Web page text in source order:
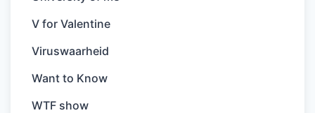
V for Valentine
Viruswaarheid
Want to Know
WTF show